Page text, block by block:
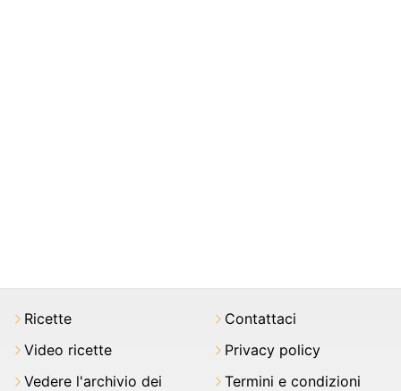
Ricette
Video ricette
Vedere l'archivio dei
Contattaci
Privacy policy
Termini e condizioni